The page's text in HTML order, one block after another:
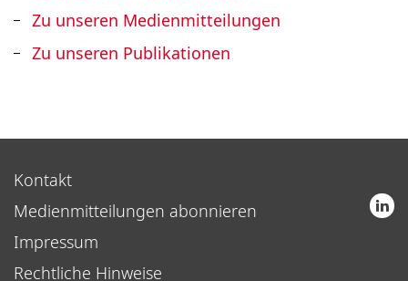
Zu unseren Medienmitteilungen
Zu unseren Publikationen
Kontakt
Medienmitteilungen abonnieren
Impressum
Rechtliche Hinweise